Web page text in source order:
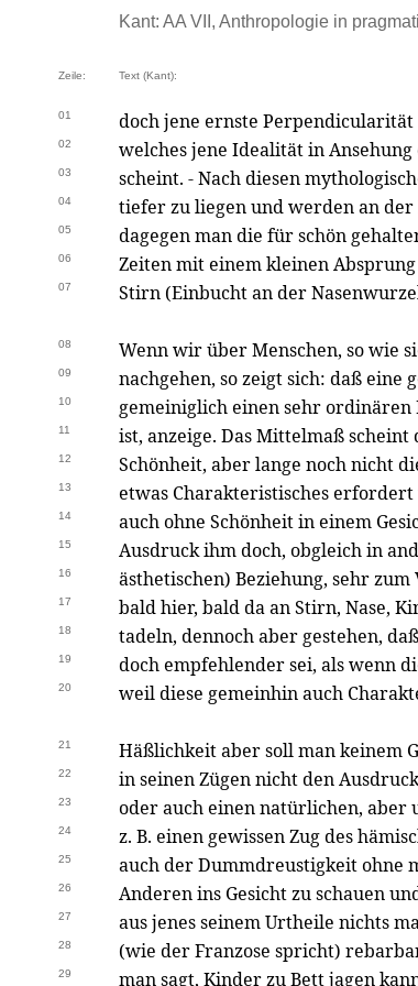
Kant: AA VII, Anthropologie in
Zeile: Text (Kant):
01 doch jene ernste
02 welches jene Idealität in
03 scheint. - Nach diesen
04 tiefer zu liegen und werden an
05 dagegen man die für schön
06 Zeiten mit einem kleinen
07 Stirn (Einbucht an der
08 Wenn wir über Menschen, so wie
09 nachgehen, so zeigt sich: daß eine
10 gemeiniglich einen sehr ordinären
11 ist, anzeige. Das Mittelmaß
12 Schönheit, aber lange noch nicht
13 etwas Charakteristisches
14 auch ohne Schönheit in einem
15 Ausdruck ihm doch, obgleich in
16 ästhetischen) Beziehung, sehr
17 bald hier, bald da an Stirn, Nase,
18 tadeln, dennoch aber gestehen,
19 doch empfehlender sei, als wenn
20 weil diese gemeinhin auch
21 Häßlichkeit aber soll man keinem
22 in seinen Zügen nicht den
23 oder auch einen natürlichen, aber
24 z. B. einen gewissen Zug des
25 auch der Dummdreustigkeit ohne
26 Anderen ins Gesicht zu schauen
27 aus jenes seinem Urtheile nichts
28 (wie der Franzose spricht)
29 man sagt, Kinder zu Bett jagen